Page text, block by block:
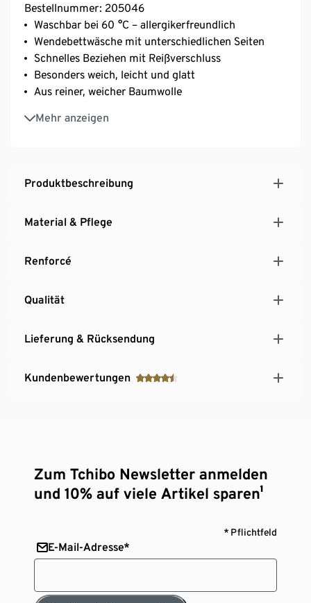
Bestellnummer: 205046
Waschbar bei 60 °C – allergikerfreundlich
Wendebettwäsche mit unterschiedlichen Seiten
Schnelles Beziehen mit Reißverschluss
Besonders weich, leicht und glatt
Aus reiner, weicher Baumwolle
Mehr anzeigen
Strapazierfähig durch dicht gewebte Fasern
Temperaturausgleichend und saugfähig
Produktbeschreibung
Material & Pflege
Renforcé
Qualität
Lieferung & Rücksendung
Kundenbewertungen
Zum Tchibo Newsletter anmelden
und 10% auf viele Artikel sparen¹
* Pflichtfeld
E-Mail-Adresse*